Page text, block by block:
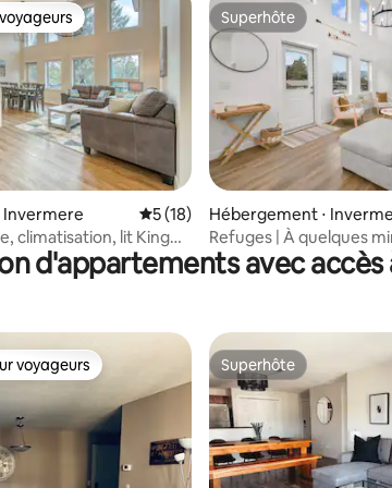
base de 16 commentaires : 5 sur 5
Invermere Évaluation moyenne sur la base
5 (18)
climatisation, lit King
Superhôte
Superhôte
Hébergement ⋅
Refuges | À quelques
King Size | Garage
d'appartements avec accès
voyageurs les plus appréciés
voyageurs Superhôte
Superhôte